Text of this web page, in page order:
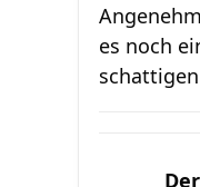
es noch